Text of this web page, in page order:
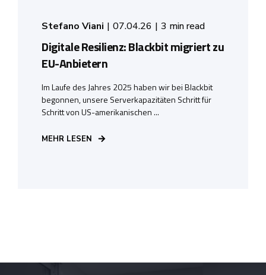
Stefano Viani 07.04.26 3 min read
Digitale Resilienz: Blackbit migriert zu
EU-Anbietern
Im Laufe des Jahres 2025 haben wir bei Blackbit
begonnen, unsere Serverkapazitäten Schritt für
Schritt von US-amerikanischen ...
MEHR LESEN